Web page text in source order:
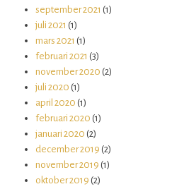
september 2021 (1)
juli 2021 (1)
mars 2021 (1)
februari 2021 (3)
november 2020 (2)
juli 2020 (1)
april 2020 (1)
februari 2020 (1)
januari 2020 (2)
december 2019 (2)
november 2019 (1)
oktober 2019 (2)